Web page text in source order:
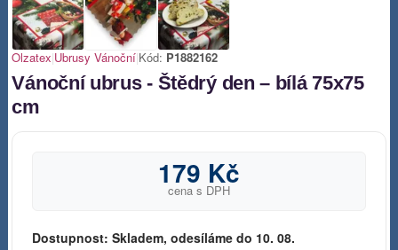
Olzatex|Ubrusy Vánoční|Kód: P1882162
Vánoční ubrus - Štědrý den – bílá 75x75
cm
179 Kč
cena s DPH
Dostupnost: Skladem, odesíláme do 10. 08.